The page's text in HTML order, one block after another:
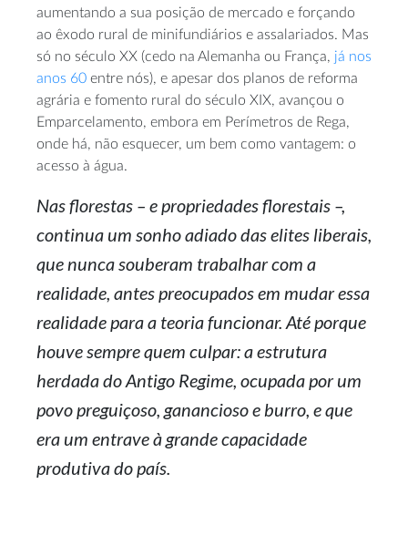
aumentando a sua posição de mercado e forçando
ao êxodo rural de minifundiários e assalariados. Mas
só no século XX (cedo na Alemanha ou França, já nos
anos 60 entre nós), e apesar dos planos de reforma
agrária e fomento rural do século XIX, avançou o
Emparcelamento, embora em Perímetros de Rega,
onde há, não esquecer, um bem como vantagem: o
acesso à água.
Nas florestas – e propriedades florestais –,
continua um sonho adiado das elites liberais,
que nunca souberam trabalhar com a
realidade, antes preocupados em mudar essa
realidade para a teoria funcionar. Até porque
houve sempre quem culpar: a estrutura
herdada do Antigo Regime, ocupada por um
povo preguiçoso, ganancioso e burro, e que
era um entrave à grande capacidade
produtiva do país.